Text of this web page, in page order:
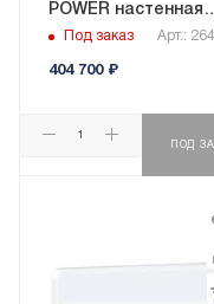
POWER настенная
сплит-система
Под заказ Арт.:
404 700₽
ПОД